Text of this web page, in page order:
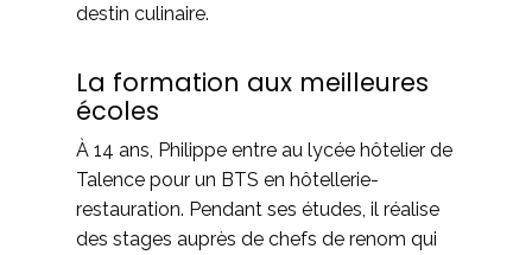
destin culinaire.
La formation aux meilleures
écoles
À 14 ans, Philippe entre au lycée hôtelier de
Talence pour un BTS en hôtellerie-
restauration. Pendant ses études, il réalise
des stages auprès de chefs de renom qui